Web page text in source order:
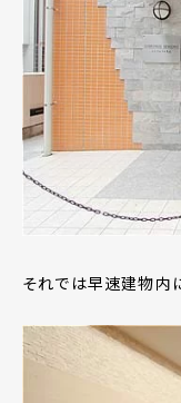
それでは早速建物内